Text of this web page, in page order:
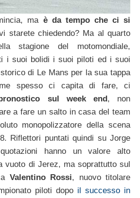
ma è da tempo che ci si
starete chiedendo? Ma al quarto
stagione del motomondiale,
i suoi bolidi i suoi piloti ed i suoi
di Le Mans per la sua tappa
spesso ci capita di fare, ci
sul week end, non
a fare un salto in casa del team
monopolizzatore della scena
Riflettori puntati quindi su Jorge
hanno un valore alto
vuoto di Jerez, ma soprattutto sul
Valentino Rossi, nuovo titolare
piloti dopo il successo in